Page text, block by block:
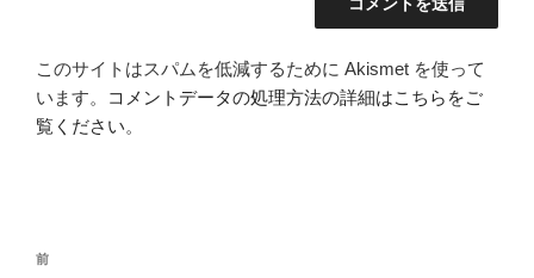
このサイトはスパムを低減するために Akismet を使って
います。
コメントデータの処理方法の詳細はこちらをご
覧ください。
投
前
前